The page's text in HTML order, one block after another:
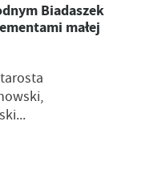
Biadaszek
małej